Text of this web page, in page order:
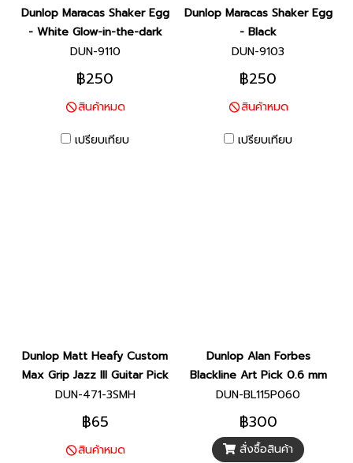
Dunlop Maracas Shaker Egg
- White Glow-in-the-dark
DUN-9110
฿250
สินค้าหมด
เปรียบเทียบ
Dunlop Maracas Shaker Egg
- Black
DUN-9103
฿250
สินค้าหมด
เปรียบเทียบ
Dunlop Matt Heafy Custom
Max Grip Jazz III Guitar Pick
DUN-471-3SMH
฿65
สินค้าหมด
Dunlop Alan Forbes
Blackline Art Pick 0.6 mm
DUN-BL115P060
฿300
สั่งซื้อสินค้า